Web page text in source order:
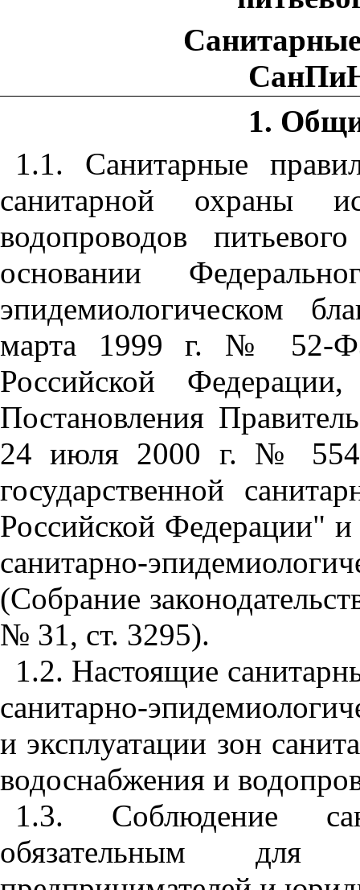
1.
1.1. Санитарные
санитарной охраны
водопроводов
основании
эпидемиологическом
марта 1999 г. № 52-ФЗ
Российской
Постановления
24 июля 2000 г. № 554,
государственной
Российской Федерации"
санитарно-
(Собрание
№ 31, ст. 3295).
1.2. Настоящие
санитарно-
и эксплуатации зон
водоснабжения и
1.3. Соблюдение
обязательным для